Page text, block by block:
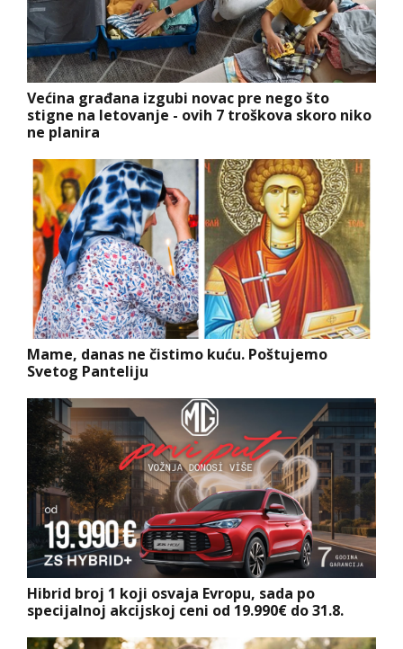
Većina građana izgubi novac pre nego što
stigne na letovanje - ovih 7 troškova skoro niko
ne planira
Mame, danas ne čistimo kuću. Poštujemo
Svetog Panteliju
Hibrid broj 1 koji osvaja Evropu, sada po
specijalnoj akcijskoj ceni od 19.990€ do 31.8.